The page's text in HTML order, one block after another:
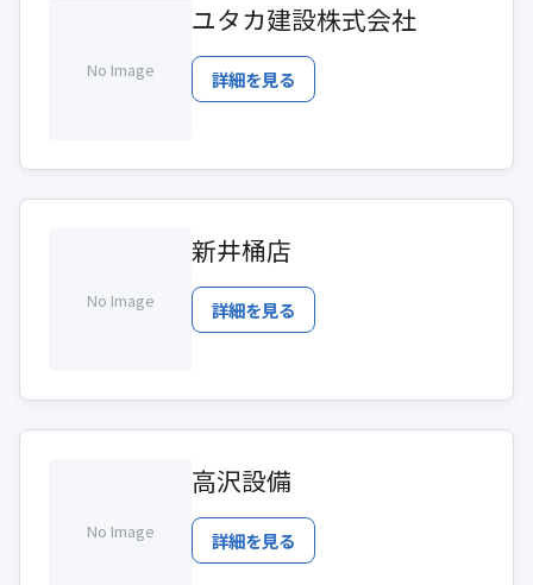
No Image
ユタカ建設株式会社
詳細を見る
No Image
新井桶店
詳細を見る
No Image
高沢設備
詳細を見る